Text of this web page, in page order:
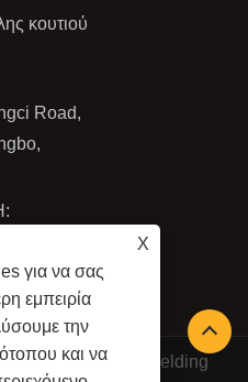
X
για να σας
εμπειρία
την
και να
κουτιού
Road,
Ningbo JinFeng Welding